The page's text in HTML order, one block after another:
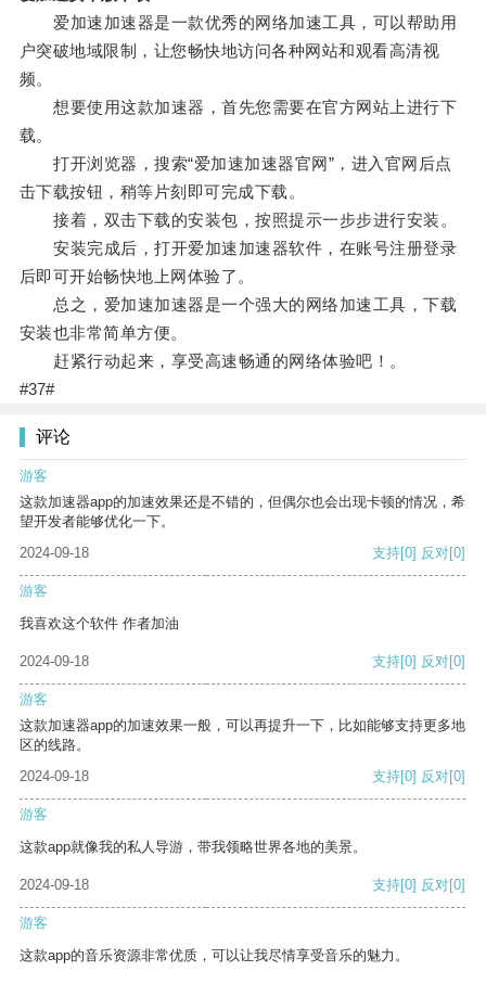
爱加速加速器是一款优秀的网络加速工具，可以帮助用
户突破地域限制，让您畅快地访问各种网站和观看高清视
频。
想要使用这款加速器，首先您需要在官方网站上进行下
载。
打开浏览器，搜索“爱加速加速器官网”，进入官网后点
击下载按钮，稍等片刻即可完成下载。
接着，双击下载的安装包，按照提示一步步进行安装。
安装完成后，打开爱加速加速器软件，在账号注册登录
后即可开始畅快地上网体验了。
总之，爱加速加速器是一个强大的网络加速工具，下载
安装也非常简单方便。
赶紧行动起来，享受高速畅通的网络体验吧！。
#37#
评论
游客
这款加速器app的加速效果还是不错的，但偶尔也会出现卡顿的情况，希
望开发者能够优化一下。
2024-09-18
支持[0] 反对[0]
游客
我喜欢这个软件 作者加油
2024-09-18 支持[0] 反对[0]
游客
这款加速器app的加速效果一般，可以再提升一下，比如能够支持更多地
区的线路。
2024-09-18
支持[0] 反对[0]
游客
这款app就像我的私人导游，带我领略世界各地的美景。
2024-09-18 支持[0] 反对[0]
游客
这款app的音乐资源非常优质，可以让我尽情享受音乐的魅力。